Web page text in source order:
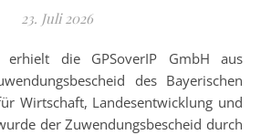
23. Juli 2026
des Bayerischen
Wirtschaft, Landesentwicklung und
der Zuwendungsbescheid durch